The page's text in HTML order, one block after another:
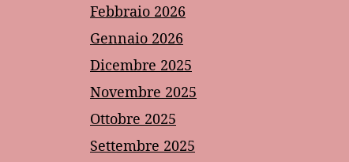
Febbraio 2026
Gennaio 2026
Dicembre 2025
Novembre 2025
Ottobre 2025
Settembre 2025